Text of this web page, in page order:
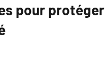
pour protéger